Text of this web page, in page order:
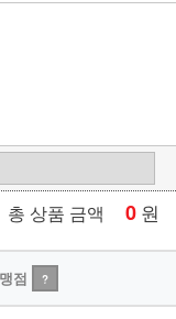
총 상품 금액 0 원
점 ?